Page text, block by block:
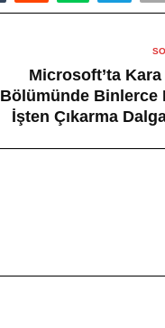
Microsoft’ta
Bölümünde Binlerce
İşten Çıkarma